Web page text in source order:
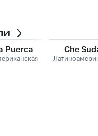
Puerca Che